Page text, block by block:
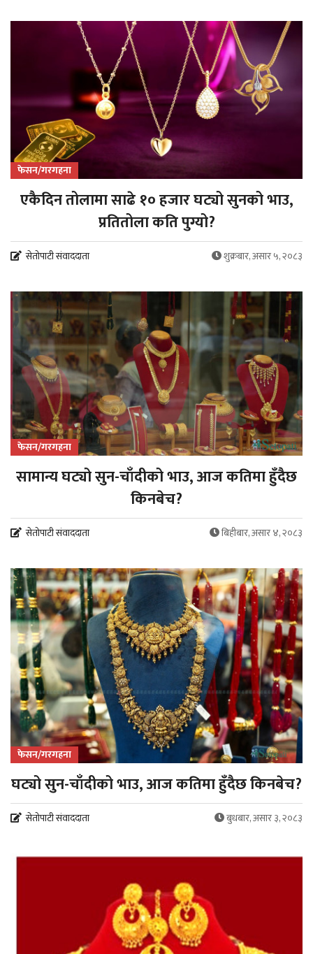
फेसन/गरगहना
एकैदिन तोलामा साढे १० हजार घट्यो सुनको भाउ,
प्रतितोला कति पुग्यो?
सेतोपाटी संवाददाता शुक्रबार, असार ५, २०८३
फेसन/गरगहना
सामान्य घट्यो सुन-चाँदीको भाउ, आज कतिमा हुँदैछ
किनबेच?
सेतोपाटी संवाददाता बिहीबार, असार ४, २०८३
फेसन/गरगहना
घट्यो सुन-चाँदीको भाउ, आज कतिमा हुँदैछ किनबेच?
सेतोपाटी संवाददाता बुधबार, असार ३, २०८३